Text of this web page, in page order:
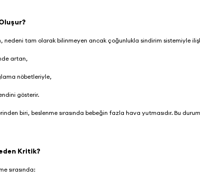
nedeni tam olarak bilinmeyen ancak çoğunlukla sindirim sistemiyle
artan,
nöbetleriyle,
gösterir.
biri, beslenme sırasında bebeğin fazla hava yutmasıdır. Bu
Kritik?
sırasında: